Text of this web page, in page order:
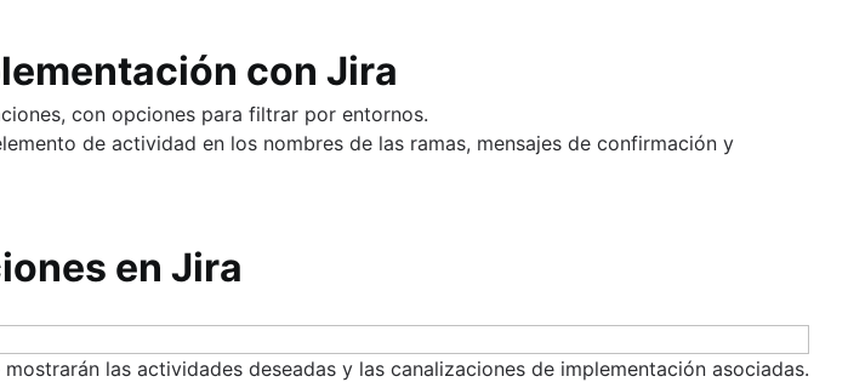
con Jira
con opciones para filtrar por entornos.
de actividad en los nombres de las ramas, mensajes de confirmación y
en Jira
las actividades deseadas y las canalizaciones de implementación asociadas.